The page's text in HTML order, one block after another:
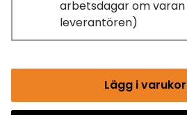
arbetsdagar om varan
leverantören)
Lägg i